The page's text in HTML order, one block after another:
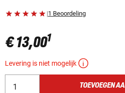
|1 Beoordeling
€ 13,001
Levering is niet mogelijk
TOEVOEGEN